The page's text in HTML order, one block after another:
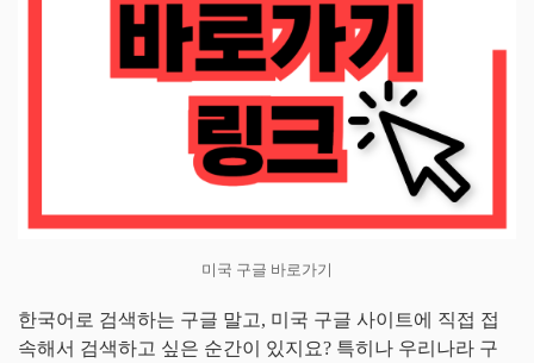
미국 구글 바로가기
한국어로 검색하는 구글 말고, 미국 구글 사이트에 직접 접
속해서 검색하고 싶은 순간이 있지요? 특히나 우리나라 구